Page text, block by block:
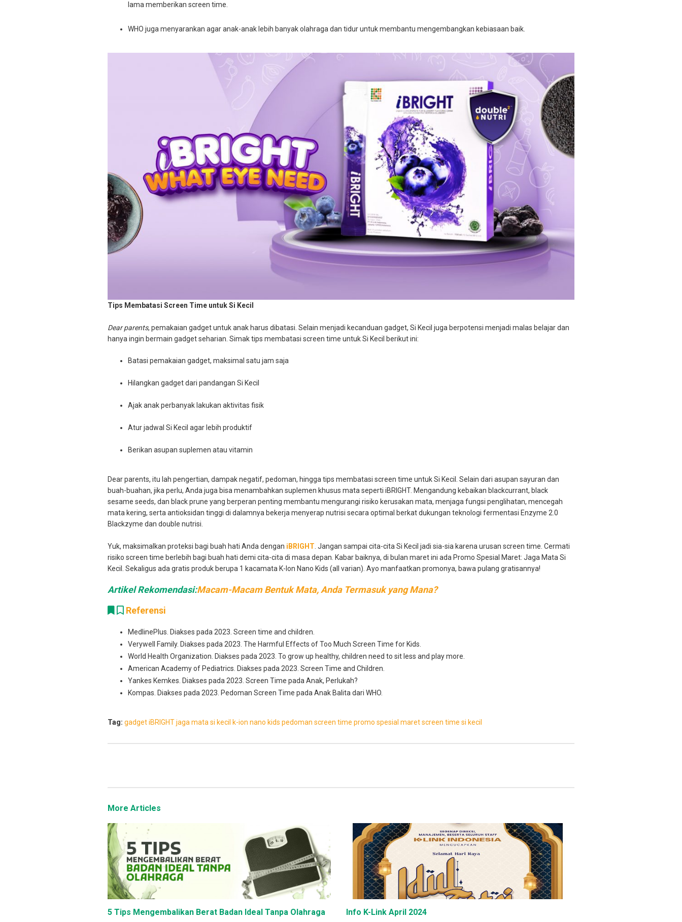
lama memberikan screen time.
WHO juga menyarankan agar anak-anak lebih banyak olahraga dan tidur untuk membantu mengembangkan kebiasaan baik.
Tips Membatasi Screen Time untuk Si Kecil
Dear parents, pemakaian gadget untuk anak harus dibatasi. Selain menjadi kecanduan gadget, Si Kecil juga berpotensi menjadi malas belajar dan
hanya ingin bermain gadget seharian. Simak tips membatasi screen time untuk Si Kecil berikut ini:
Batasi pemakaian gadget, maksimal satu jam saja
Hilangkan gadget dari pandangan Si Kecil
Ajak anak perbanyak lakukan aktivitas fisik
Atur jadwal Si Kecil agar lebih produktif
Berikan asupan suplemen atau vitamin
Dear parents, itu lah pengertian, dampak negatif, pedoman, hingga tips membatasi screen time untuk Si Kecil. Selain dari asupan sayuran dan
buah-buahan, jika perlu, Anda juga bisa menambahkan suplemen khusus mata seperti iBRIGHT. Mengandung kebaikan blackcurrant, black
sesame seeds, dan black prune yang berperan penting membantu mengurangi risiko kerusakan mata, menjaga fungsi penglihatan, mencegah
mata kering, serta antioksidan tinggi di dalamnya bekerja menyerap nutrisi secara optimal berkat dukungan teknologi fermentasi Enzyme 2.0
Blackzyme dan double nutrisi.
Yuk, maksimalkan proteksi bagi buah hati Anda dengan iBRIGHT. Jangan sampai cita-cita Si Kecil jadi sia-sia karena urusan screen time. Cermati
risiko screen time berlebih bagi buah hati demi cita-cita di masa depan. Kabar baiknya, di bulan maret ini ada Promo Spesial Maret: Jaga Mata Si
Kecil. Sekaligus ada gratis produk berupa 1 kacamata K-Ion Nano Kids (all varian). Ayo manfaatkan promonya, bawa pulang gratisannya!
Artikel Rekomendasi:Macam-Macam Bentuk Mata, Anda Termasuk yang Mana?
Referensi
MedlinePlus. Diakses pada 2023. Screen time and children.
Verywell Family. Diakses pada 2023. The Harmful Effects of Too Much Screen Time for Kids.
World Health Organization. Diakses pada 2023. To grow up healthy, children need to sit less and play more.
American Academy of Pediatrics. Diakses pada 2023. Screen Time and Children.
Yankes Kemkes. Diakses pada 2023. Screen Time pada Anak, Perlukah?
Kompas. Diakses pada 2023. Pedoman Screen Time pada Anak Balita dari WHO.
Tag: gadgetiBRIGHTjaga mata si kecil k-ion nano kids pedoman screen time promo spesial maretscreen time si kecil
More Articles
5 Tips Mengembalikan Berat Badan Ideal Tanpa Olahraga Info K-Link April 2024